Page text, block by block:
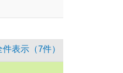
件表示（7件）